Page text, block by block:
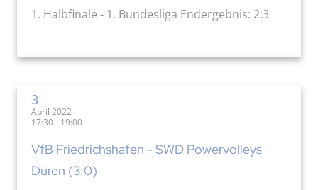
1. Halbfinale - 1. Bundesliga Endergebnis: 2:3
3
April 2022
17:30 - 19:00
VfB Friedrichshafen - SWD Powervolleys
Düren (3:0)